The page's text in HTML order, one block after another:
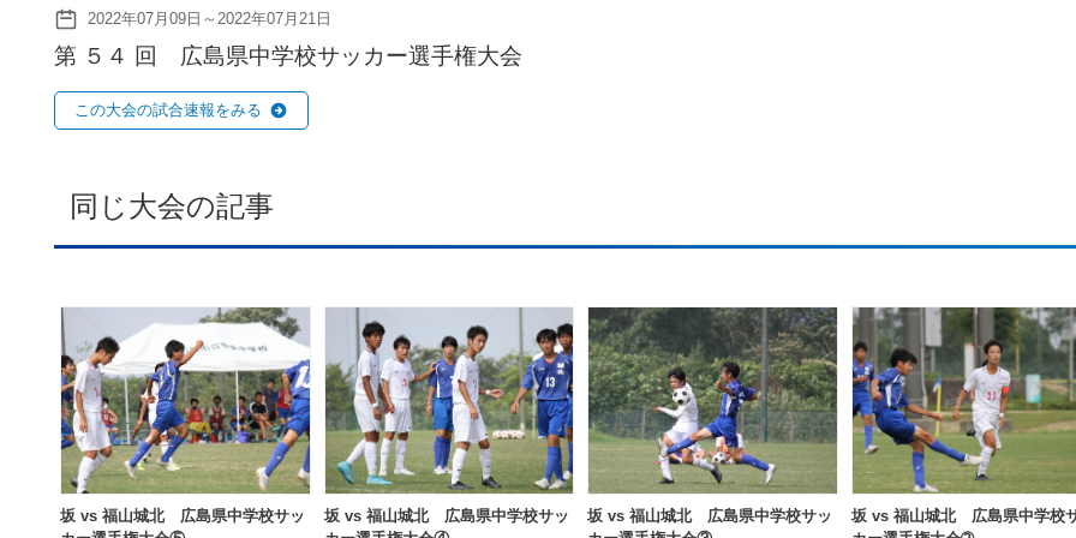
2022年07月09日～2022年07月21日
第 ５４ 回 広島県中学校サッカー選手権大会
この大会の試合速報をみる
同じ大会の記事
坂 vs 福山城北 広島県中学校サッ
坂 vs 福山城北 広島県中学校サッ
坂 vs 福山城北 広島県中学校サッ
坂 vs 福山城北 広島県中学校